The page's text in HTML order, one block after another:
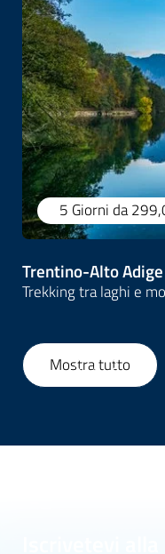
5 Giorni da
Trentino-Alto Adige
Trekking tra laghi e
1 28
Mostra tutto